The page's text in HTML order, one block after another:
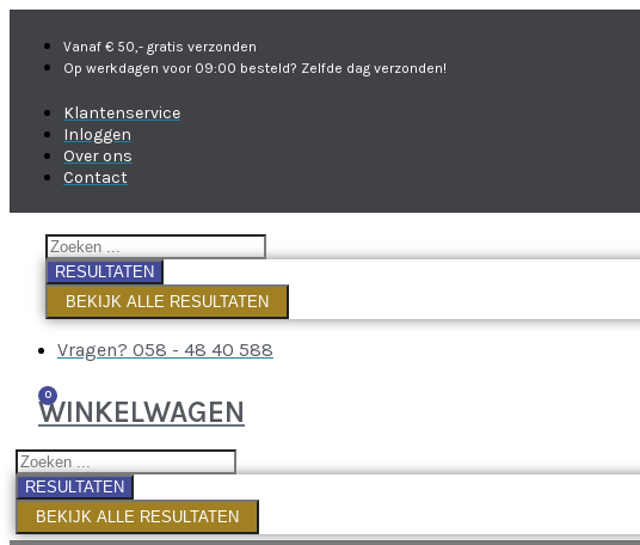
Vanaf € 50,- gratis verzonden
Op werkdagen voor 09:00 besteld? Zelfde dag verzonden!
Klantenservice
Inloggen
Over ons
Contact
RESULTATEN
BEKIJK ALLE RESULTATEN
Vragen? 058 - 48 40 588
0
WINKELWAGEN
RESULTATEN
BEKIJK ALLE RESULTATEN